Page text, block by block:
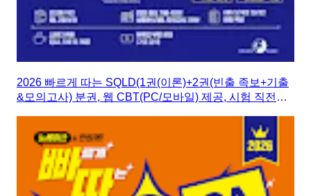
2026 빠르게 따는 SQLD(1권(이론)+2권(빈출 족보+기출
&모의고사) 분권, 웹 CBT(PC/모바일) 제공, 시험 직전